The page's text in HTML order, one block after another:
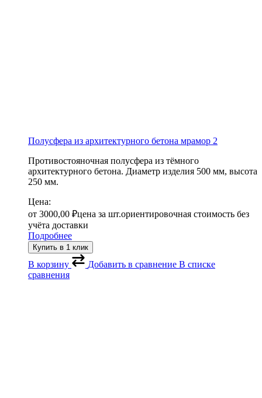
Полусфера из архитектурного бетона мрамор 2
Противостояночная полусфера из тёмного
архитектурного бетона. Диаметр изделия 500 мм, высота
250 мм.
Цена:
от 3000,00 ₽цена за шт.ориентировочная стоимость без
учёта доставки
Подробнее
Купить в 1 клик
В корзину Добавить в сравнение В списке
сравнения